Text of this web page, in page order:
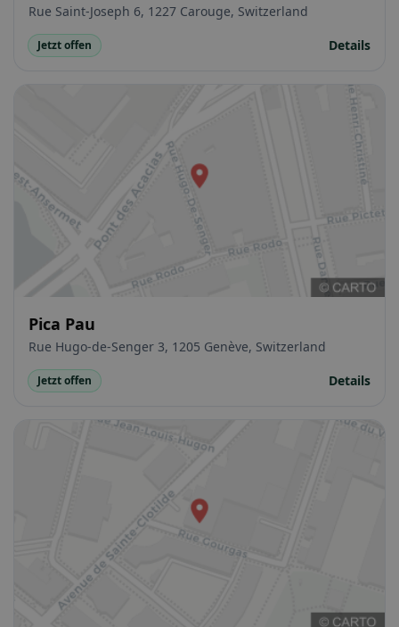
Rue Saint-Joseph 6, 1227 Carouge, Switzerland
Jetzt offen Details
Pica Pau
Rue Hugo-de-Senger 3, 1205 Genève, Switzerland
Jetzt offen Details